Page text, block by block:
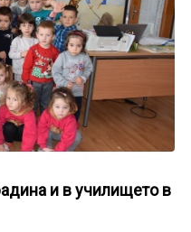
и в училището в